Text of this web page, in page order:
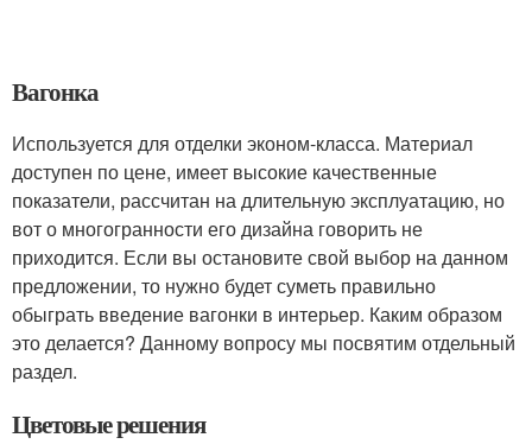
Вагонка
Используется для отделки эконом-класса. Материал
доступен по цене, имеет высокие качественные
показатели, рассчитан на длительную эксплуатацию, но
вот о многогранности его дизайна говорить не
приходится. Если вы остановите свой выбор на данном
предложении, то нужно будет суметь правильно
обыграть введение вагонки в интерьер. Каким образом
это делается? Данному вопросу мы посвятим отдельный
раздел.
Цветовые решения